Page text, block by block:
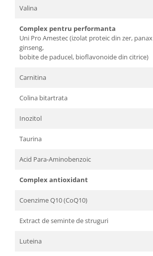
Valina
Complex pentru performanta
Uni Pro Amestec (izolat proteic din zer, panax
ginseng,
bobite de paducel, bioflavonoide din citrice)
Carnitina
Colina bitartrata
Inozitol
Taurina
Acid Para-Aminobenzoic
Complex antioxidant
Coenzime Q10 (CoQ10)
Extract de seminte de struguri
Luteina